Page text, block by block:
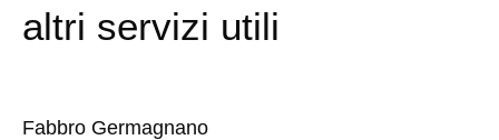
altri servizi utili
Fabbro Germagnano